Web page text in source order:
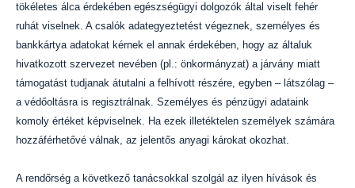
tökéletes álca érdekében egészségügyi dolgozók által viselt fehér
ruhát viselnek. A csalók adategyeztetést végeznek, személyes és
bankkártya adatokat kérnek el annak érdekében, hogy az általuk
hivatkozott szervezet nevében (pl.: önkormányzat) a járvány miatt
támogatást tudjanak átutalni a felhívott részére, egyben – látszólag –
a védőoltásra is regisztrálnak. Személyes és pénzügyi adataink
komoly értéket képviselnek. Ha ezek illetéktelen személyek számára
hozzáférhetővé válnak, az jelentős anyagi károkat okozhat.
A rendőrség a következő tanácsokkal szolgál az ilyen hívások és